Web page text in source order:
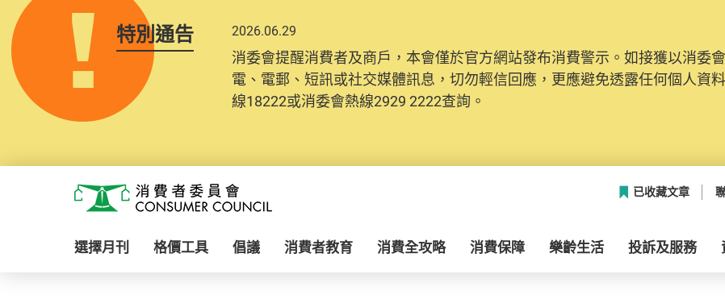
特別通告 2026.06.29
消委會提醒消費者及商戶，本會僅於官方網站發布消費警示。如接獲以消委
電、電郵、短訊或社交媒體訊息，切勿輕信回應，更應避免透露任何個人資
線18222或消委會熱線2929 2222查詢。
消費者委員會
已收藏文章
選擇月刊 格價工具 倡議 消費者教育 消費全攻略 消費保障 樂齡生活 投訴及服務